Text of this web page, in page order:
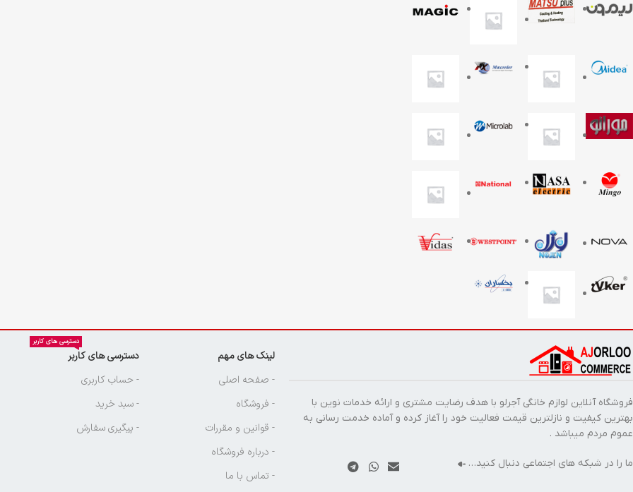
فروشگاه آنلاین لوازم خانگی آجرلو با هدف رضایت مشتری و ارائه خدمات نوین با
بهترین کیفیت و نازلترین قیمت فعالیت خود را آغاز کرده و آماده خدمت رسانی به
عموم مردم میباشد .
ما را در شبکه های اجتماعی دنبال کنید…
لینک های مهم
- صفحه اصلی
- فروشگاه
- قوانین و مقررات
- درباره فروشگاه
- تماس با ما
دسترسی های کاربر
دسترسی های کاربر
- حساب کاربری
- سبد خرید
- پیگیری سفارش